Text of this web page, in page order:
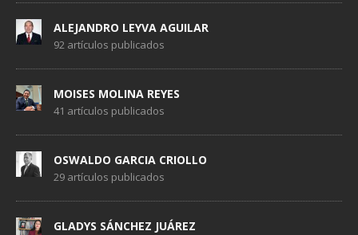
ALEJANDRO LEYVA AGUILAR
92 artículos publicados
MOISES MOLINA REYES
41 artículos publicados
OSWALDO GARCIA CRIOLLO
29 artículos publicados
GLADYS SÁNCHEZ JUÁREZ